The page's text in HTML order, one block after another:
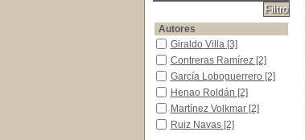
Autores
Giraldo Villa
Giraldo Villa [3]
Contreras Ramírez
Contreras Ramírez [2]
García Loboguerrero
García Loboguerrero [2]
Henao Roldán
Henao Roldán [2]
Martínez Volkmar
Martínez Volkmar [2]
Ruiz Navas
Ruiz Navas [2]